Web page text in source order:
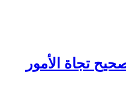
تجاة الأمور